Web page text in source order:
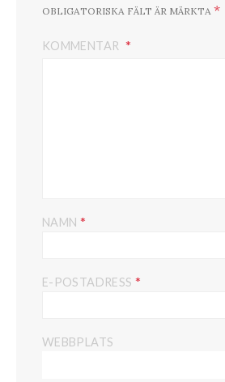
OBLIGATORISKA FÄLT ÄR MÄRKTA *
KOMMENTAR
NAMN *
E-POSTADRESS *
WEBBPLATS